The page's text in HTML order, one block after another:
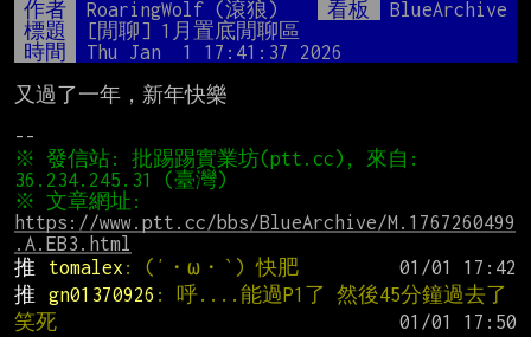
Mute
作者 RoaringWolf (滾狼) 看板
BlueArchive
標題
[閒聊] 1月置底閒聊區
時間
Thu Jan  1 17:41:37 2026
又過了一年，新年快樂
※ 發信站: 批踢踢實業坊(ptt.cc), 來自:
https://www.ptt.cc/bbs/BlueArchive/M.1767260499
.A.EB3.html
推
tomalex : (′・ω・‵) 快肥
推
gn01370926 : 呼....能過P1了 然後45分鐘過去了
笑死